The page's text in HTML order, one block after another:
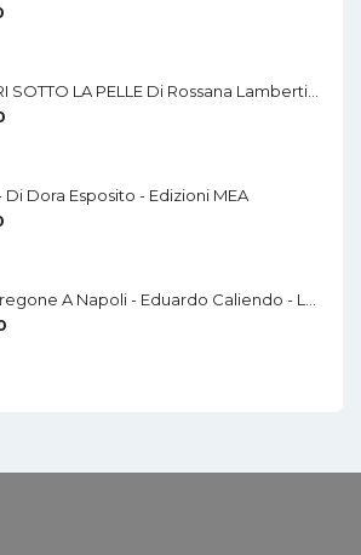
Di Dora Esposito - Edizioni MEA